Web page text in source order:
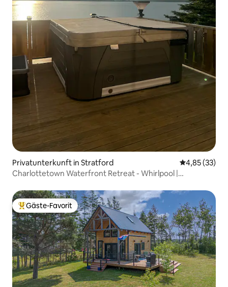
Privatunterkunft in Stratford
4,85 (33)
Charlottetown Waterfront Retreat - Whirlpool |
Beliebter Gäste-Favorit.
Gäste-Favorit